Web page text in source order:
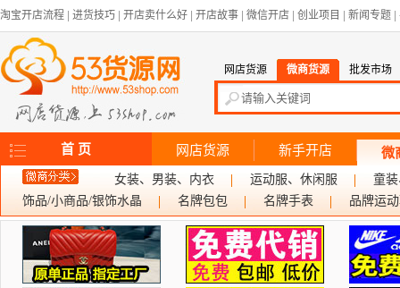
淘宝开店流程 进货技巧 开店卖什么好 开店故事 微信开店 创业项目 新闻专题
网店货源 微商货源 批发市场
首 页 网店货源 新手开店 微
女装、男装、内衣 运动服、休闲服
童
饰品/小商品/银饰水晶
名牌包包 名牌手表 品牌运